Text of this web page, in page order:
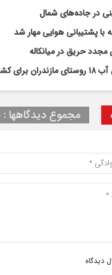
در جاده‌های شمال
با پشتیبانی هوایی مهار شد
حریق در میانکاله
دوم برنج
مجموع دیدگاهها : ۰
دیدگاه